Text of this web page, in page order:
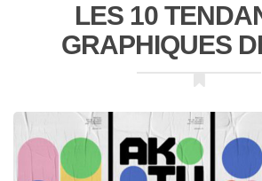
LES 10
GRAPHIQUES